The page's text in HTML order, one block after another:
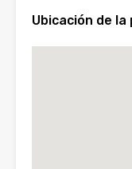
Ubicación de